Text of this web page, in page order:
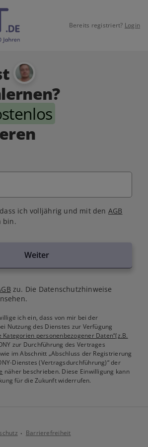
Bereits registriert? Login
ich volljährig und mit den AGB
bin.
Weiter
zu. Die Datenschutzhinweise
ich ein, dass von mir bei der
Nutzung des Dienstes zur Verfügung
Kategorien personenbezogener Daten“(z.B.
zur Durchführung des Vertrages
im Abschnitt „Abschluss der Registrierung
Dienstes (Vertragsdurchführung)“ der
näher beschrieben. Diese Einwilligung kann
für die Zukunft widerrufen.
Barrierefreiheit